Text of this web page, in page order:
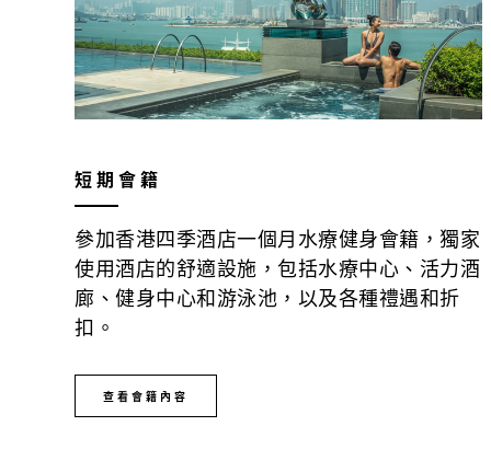
短期會籍
參加香港四季酒店一個月水療健身會籍，獨家
使用酒店的舒適設施，包括水療中心、活力酒
廊、健身中心和游泳池，以及各種禮遇和折
扣。
查看會籍內容